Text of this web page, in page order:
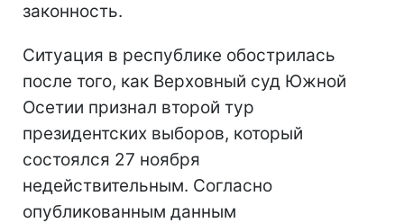
законность.
Ситуация в республике обострилась
после того, как Верховный суд Южной
Осетии признал второй тур
президентских выборов, который
состоялся 27 ноября
недействительным. Согласно
опубликованным данным